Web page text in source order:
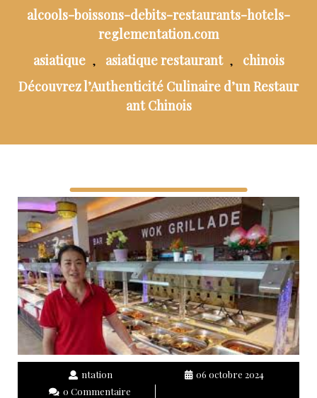
alcools-boissons-debits-restaurants-hotels-
reglementation.com
asiatique , asiatique restaurant ,
chinois
Découvrez l’Authenticité Culinaire d’un Restaur
ant Chinois
ntation
06 octobre 2024
0 Commentaire